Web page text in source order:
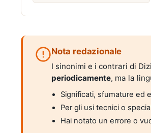
Nota redazionale
I sinonimi e i contrari di
periodicamente, ma la
Significati, sfumature ed
Per gli usi tecnici o
Hai notato un errore o